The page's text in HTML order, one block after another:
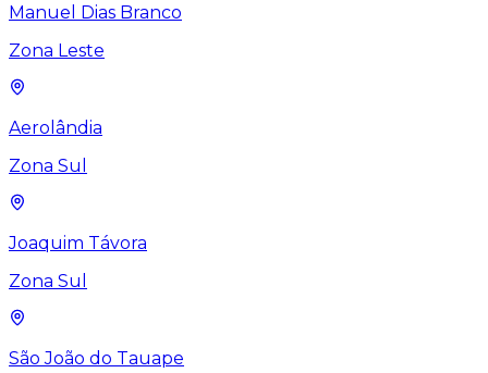
Manuel Dias Branco
Zona Leste
Aerolândia
Zona Sul
Joaquim Távora
Zona Sul
São João do Tauape